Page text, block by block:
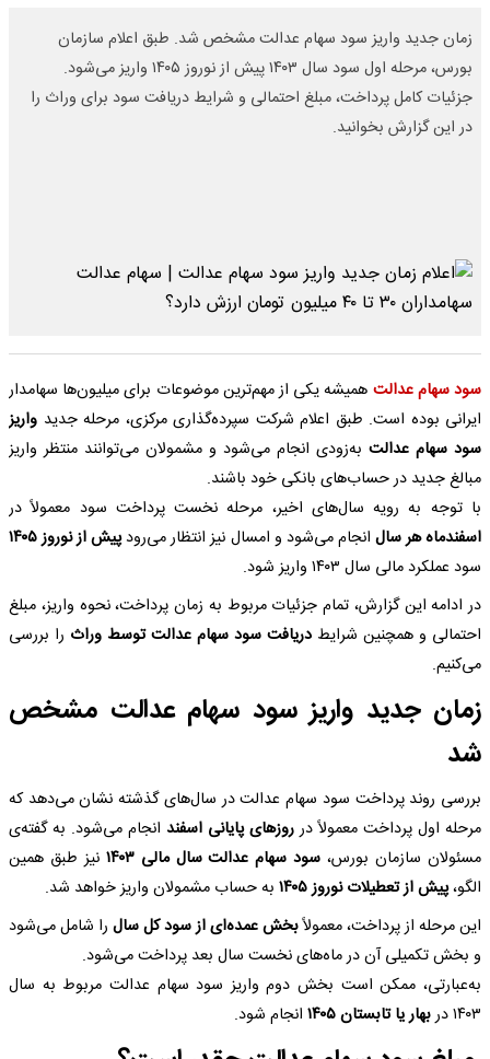
زمان جدید واریز سود سهام عدالت مشخص شد. طبق اعلام سازمان
بورس، مرحله اول سود سال ۱۴۰۳ پیش از نوروز ۱۴۰۵ واریز می‌شود.
جزئیات کامل پرداخت، مبلغ احتمالی و شرایط دریافت سود برای وراث را
در این گزارش بخوانید.
سودسهام عدالت همیشه یکی از مهم‌ترین موضوعات برای میلیون‌ها سهامدار
ایرانی بوده است. طبق اعلام شرکت سپرده‌گذاری مرکزی، مرحله جدید واریز
سود سهام عدالت به‌زودی انجام می‌شود و مشمولان می‌توانند منتظر واریز
مبالغ جدید در حساب‌های بانکی خود باشند.
با توجه به رویه سال‌های اخیر، مرحله نخست پرداخت سود معمولاً در
اسفندماه هر سال انجام می‌شود و امسال نیز انتظار می‌رودپیش از نوروز ۱۴۰۵
سود عملکرد مالی سال ۱۴۰۳ واریز شود.
در ادامه این گزارش، تمام جزئیات مربوط به زمان پرداخت، نحوه واریز، مبلغ
احتمالی و همچنین شرایط دریافت سود سهام عدالت توسط وراث را بررسی
می‌کنیم.
زمان جدید واریز سود سهام عدالت مشخص
شد
بررسی روند پرداخت سود سهام عدالت در سال‌های گذشته نشان می‌دهد که
مرحله اول پرداخت معمولاً درروزهای پایانی اسفند انجام می‌شود. به گفته‌ی
مسئولان سازمان بورس، سود سهام عدالت سال مالی ۱۴۰۳
نیز طبق همین
الگو،پیش از تعطیلات نوروز ۱۴۰۵
به حساب مشمولان واریز خواهد شد.
این مرحله از پرداخت، معمولاًبخش عمده‌ای از سود کل سال را شامل می‌شود
و بخش تکمیلی آن در ماه‌های نخست سال بعد پرداخت می‌شود.
به‌عبارتی، ممکن است بخش دوم واریز سود سهام عدالت مربوط به سال
۱۴۰۳ در
بهار یا تابستان ۱۴۰۵ انجام شود.